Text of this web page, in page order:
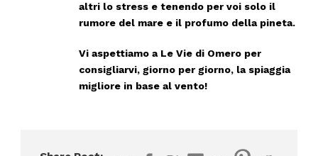
altri lo stress e tenendo per voi solo il
rumore del mare e il profumo della pineta.
Vi aspettiamo a Le Vie di Omero per
consigliarvi, giorno per giorno, la spiaggia
migliore in base al vento!